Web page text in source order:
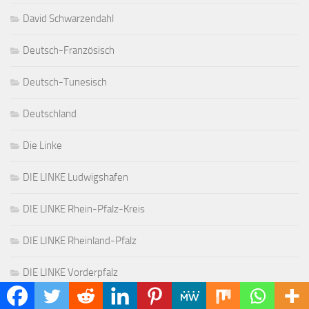
David Schwarzendahl
Deutsch-Französisch
Deutsch-Tunesisch
Deutschland
Die Linke
DIE LINKE Ludwigshafen
DIE LINKE Rhein-Pfalz-Kreis
DIE LINKE Rheinland-Pfalz
DIE LINKE Vorderpfalz
Diplomacy